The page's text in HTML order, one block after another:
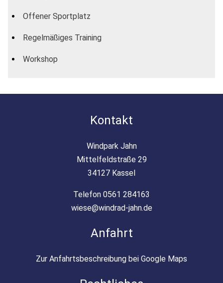
Offener Sportplatz
Regelmäßiges Training
Workshop
Kontakt
Windpark Jahn
Mittelfeldstraße 29
34127 Kassel
Telefon 0561 284163
wiese@windrad-jahn.de
Anfahrt
Zur Anfahrtsbeschreibung bei Google Maps